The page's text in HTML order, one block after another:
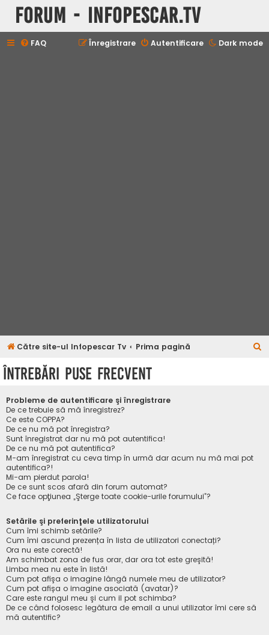
Forum - InfoPescar.Tv
Dark mode
FAQ Autentificare
Înregistrare
Către site-ul Infopescar Tv Prima pagină
Întrebări puse frecvent
Probleme de autentificare şi înregistrare
De ce trebuie să mă înregistrez?
Ce este COPPA?
De ce nu mă pot înregistra?
Sunt înregistrat dar nu mă pot autentifica!
De ce nu mă pot autentifica?
M-am înregistrat cu ceva timp în urmă dar acum nu mă mai pot
autentifica?!
Mi-am pierdut parola!
De ce sunt scos afară din forum automat?
Ce face opţiunea „Şterge toate cookie-urile forumului”?
Setările şi preferinţele utilizatorului
Cum îmi schimb setările?
Cum îmi ascund prezența în lista de utilizatori conectați?
Ora nu este corectă!
Am schimbat zona de fus orar, dar ora tot este greşită!
Limba mea nu este în listă!
Cum pot afişa o imagine lângă numele meu de utilizator?
Cum pot afișa o imagine asociată (avatar)?
Care este rangul meu şi cum il pot schimba?
De ce când folosesc legătura de email a unui utilizator îmi cere să
mă autentific?